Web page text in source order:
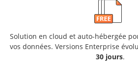
Solution en cloud et auto-hébergée
vos données. Versions Enterprise
30 jours.